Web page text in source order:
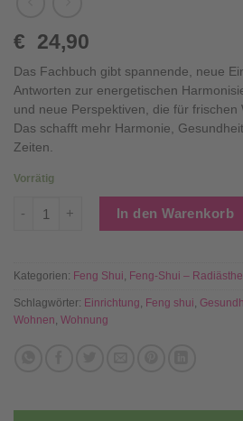
€ 24,90
Das Fachbuch gibt spannende, neue
Antworten zur energetischen
und neue Perspektiven, die für frischen
Das schafft mehr Harmonie,
Zeiten.
Vorrätig
FENG-SHUI EINFACH GEMACHT
In den Warenkorb
Kategorien: Feng Shui, Feng-Shui –
Schlagwörter: Einrichtung, Feng shui,
Wohnen, Wohnung